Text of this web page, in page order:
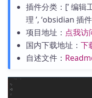
插件分类：[’ 编辑
理 ’, ‘obsidian 插件
项目地址： 点我访
国内下载地址： 下
自述文件：